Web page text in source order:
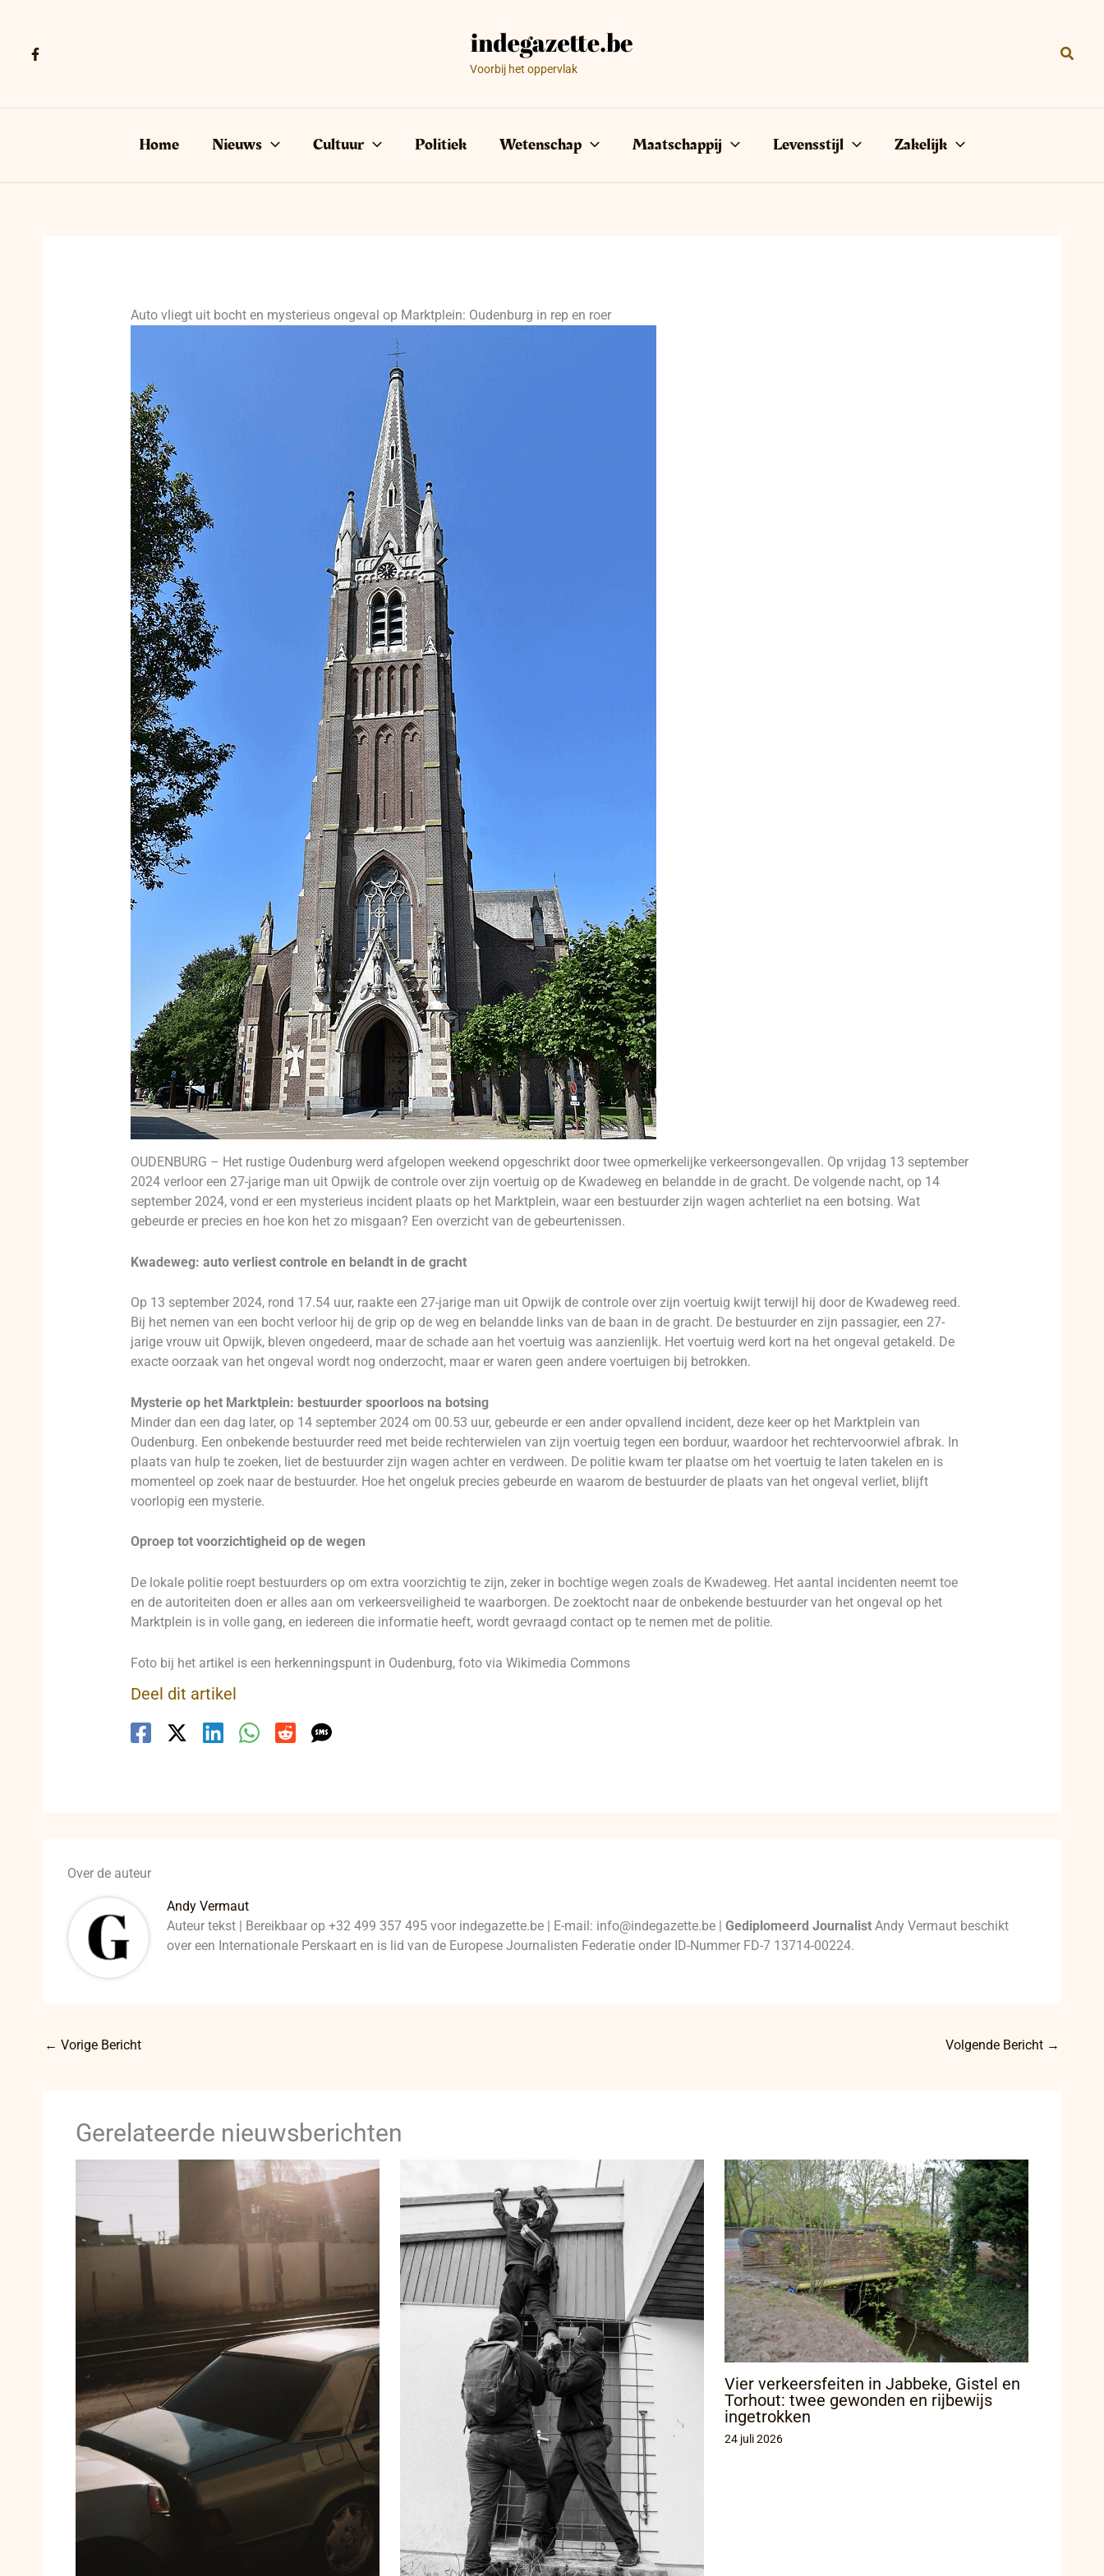
Voorbij het oppervlak
Home Nieuws Cultuur Politiek Wetenschap Maatschappij Levensstijl Zakelijk
Auto vliegt uit bocht en mysterieus ongeval op Marktplein: Oudenburg in rep en roer
OUDENBURG – Het rustige Oudenburg werd afgelopen weekend opgeschrikt door twee opmerkelijke verkeersongevallen. Op vrijdag 13 september
2024 verloor een 27-jarige man uit Opwijk de controle over zijn voertuig op de Kwadeweg en belandde in de gracht. De volgende nacht, op 14
september 2024, vond er een mysterieus incident plaats op het Marktplein, waar een bestuurder zijn wagen achterliet na een botsing. Wat
gebeurde er precies en hoe kon het zo misgaan? Een overzicht van de gebeurtenissen.
Kwadeweg: auto verliest controle en belandt in de gracht
Op 13 september 2024, rond 17.54 uur, raakte een 27-jarige man uit Opwijk de controle over zijn voertuig kwijt terwijl hij door de Kwadeweg reed.
Bij het nemen van een bocht verloor hij de grip op de weg en belandde links van de baan in de gracht. De bestuurder en zijn passagier, een 27-
jarige vrouw uit Opwijk, bleven ongedeerd, maar de schade aan het voertuig was aanzienlijk. Het voertuig werd kort na het ongeval getakeld. De
exacte oorzaak van het ongeval wordt nog onderzocht, maar er waren geen andere voertuigen bij betrokken.
Mysterie op het Marktplein: bestuurder spoorloos na botsing
Minder dan een dag later, op 14 september 2024 om 00.53 uur, gebeurde er een ander opvallend incident, deze keer op het Marktplein van
Oudenburg. Een onbekende bestuurder reed met beide rechterwielen van zijn voertuig tegen een borduur, waardoor het rechtervoorwiel afbrak. In
plaats van hulp te zoeken, liet de bestuurder zijn wagen achter en verdween. De politie kwam ter plaatse om het voertuig te laten takelen en is
momenteel op zoek naar de bestuurder. Hoe het ongeluk precies gebeurde en waarom de bestuurder de plaats van het ongeval verliet, blijft
voorlopig een mysterie.
Oproep tot voorzichtigheid op de wegen
De lokale politie roept bestuurders op om extra voorzichtig te zijn, zeker in bochtige wegen zoals de Kwadeweg. Het aantal incidenten neemt toe
en de autoriteiten doen er alles aan om verkeersveiligheid te waarborgen. De zoektocht naar de onbekende bestuurder van het ongeval op het
Marktplein is in volle gang, en iedereen die informatie heeft, wordt gevraagd contact op te nemen met de politie.
Foto bij het artikel is een herkenningspunt in Oudenburg, foto via Wikimedia Commons
Deel dit artikel
Over de auteur
Andy Vermaut
Auteur tekst | Bereikbaar op +32 499 357 495 voor indegazette.be | E-mail: info@indegazette.be |Gediplomeerd Journalist Andy Vermaut beschikt
over een Internationale Perskaart en is lid van de Europese Journalisten Federatie onder ID-Nummer FD-7 13714-00224.
← Vorige Bericht Volgende Bericht →
Gerelateerde nieuwsberichten
Vier verkeersfeiten in Jabbeke, Gistel en
Torhout: twee gewonden en rijbewijs
ingetrokken
24 juli 2026